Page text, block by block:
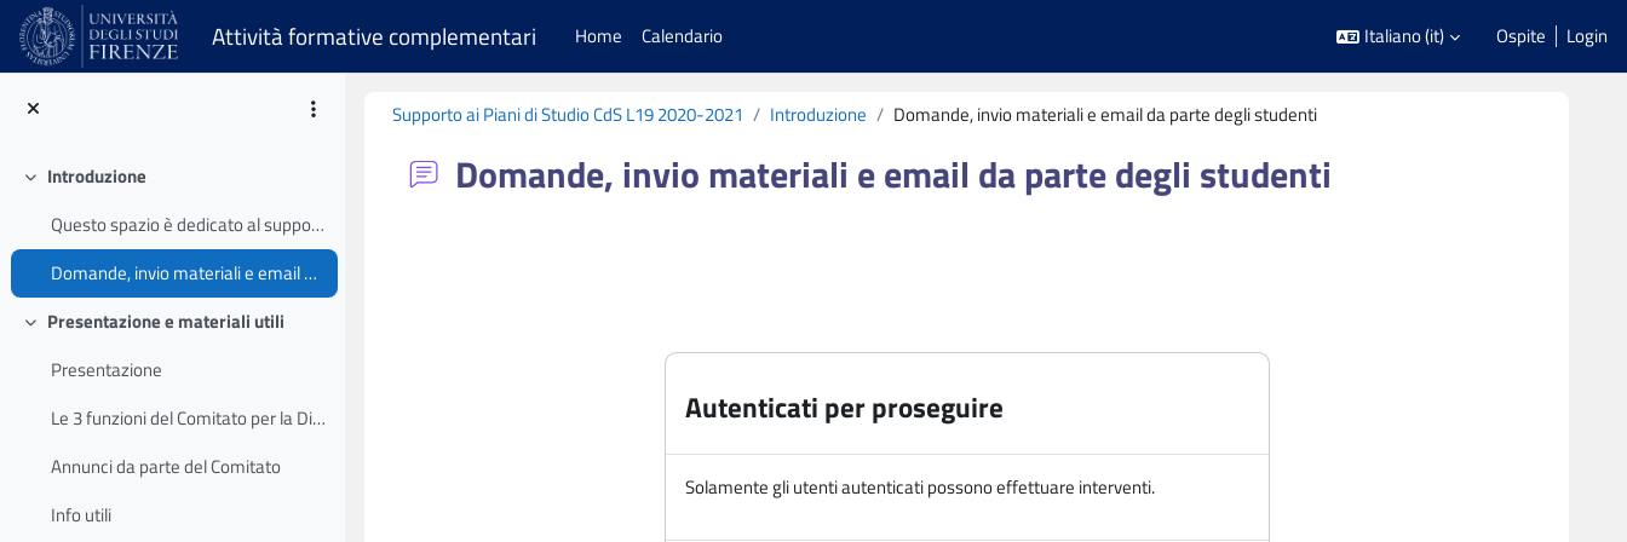
Vai al contenuto principale
Attività formative complementari Home Calendario Italiano ‎(it)‎ Ospite Login
Minimizza
Introduzione
Questo spazio è dedicato al supporto agli studenti...
Domande, invio materiali e email da parte degli studenti
Minimizza
Presentazione e materiali utili
Presentazione
Le 3 funzioni del Comitato per la Didattica
Annunci da parte del Comitato
Info utili
Supporto ai Piani di Studio CdS L19 2020-2021 Introduzione Domande, invio materiali e email da parte degli studenti
Domande, invio materiali e email da parte degli studenti
Autenticati per proseguire
Solamente gli utenti autenticati possono effettuare interventi.